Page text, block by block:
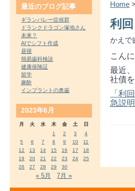
Home
利
かえで
こん
最近
社債
「利
急説
最近のブログ記事
ギランバレー症候群
ドランクドラゴン塚地さん
未来？
AIでシフト作成
昼寝
簡易歯科検診
健康保険証
留学
麻酔
インプラントの奥歯
2023年6月
月 火 水 木 金 土
日
1
2 3
4
5
6 7 8 9 10
11
12
13 14 15 16 17
18
19
20 21 22 23 24
25
26
27 28 29 30
« 5月 7月 »